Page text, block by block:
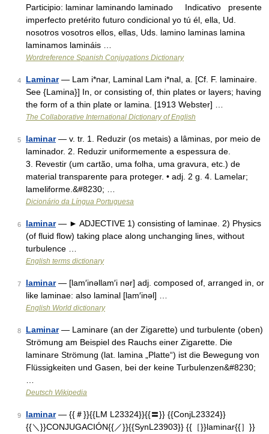
Participio: laminar laminando laminado Indicativo presente
imperfecto pretérito futuro condicional yo tú él, ella, Ud.
nosotros vosotros ellos, ellas, Uds. lamino laminas lamina
laminamos lamináis …
Wordreference Spanish Conjugations Dictionary
4 Laminar— Lam i*nar, Laminal Lam i*nal, a. [Cf. F. laminaire.
See {Lamina}] In, or consisting of, thin plates or layers; having
the form of a thin plate or lamina. [1913 Webster] …
The Collaborative International Dictionary of English
5 laminar— v. tr. 1. Reduzir (os metais) a lâminas, por meio de
laminador. 2. Reduzir uniformemente a espessura de.
3. Revestir (um cartão, uma folha, uma gravura, etc.) de
material transparente para proteger. • adj. 2 g. 4. Lamelar;
lameliforme.&#8230; …
Dicionário da Língua Portuguesa
6 laminar— ► ADJECTIVE 1) consisting of laminae. 2) Physics
(of fluid flow) taking place along unchanging lines, without
turbulence …
English terms dictionary
7 laminar— [lam′inəllam′i nər] adj. composed of, arranged in, or
like laminae: also laminal [lam′inəl] …
English World dictionary
8 Laminar— Laminare (an der Zigarette) und turbulente (oben)
Strömung am Beispiel des Rauchs einer Zigarette. Die
laminare Strömung (lat. lamina „Platte“) ist die Bewegung von
Flüssigkeiten und Gasen, bei der keine Turbulenzen&#8230;
Deutsch Wikipedia
9 laminar— {{＃}}{{LM L23324}}{{〓}} {{ConjL23324}}
{{＼}}CONJUGACIÓN{{／}}{{SynL23903}} {{［}}laminar{{］}}